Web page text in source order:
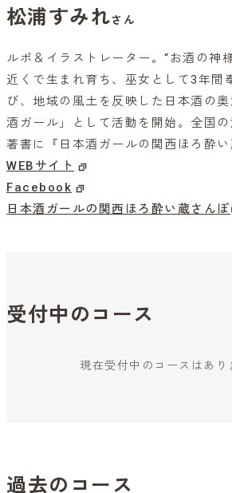
松浦すみれさん
ルポ＆イラストレーター。“お酒の神
近くで生まれ育ち、巫女として3年間
び、地域の風土を反映した日本酒の
酒ガール」として活動を開始。全国の
著書に『日本酒ガールの関西ほろ酔い
WEBサイト
Facebook
日本酒ガールの関西ほろ酔い蔵さん
受付中のコース
現在受付中のコースはあり
過去のコース